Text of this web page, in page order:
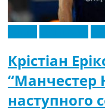
Крістіан
“Манчестер
наступного